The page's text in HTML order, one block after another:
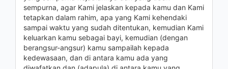
sempurna, agar Kami jelaskan kepada kamu dan Kami
tetapkan dalam rahim, apa yang Kami kehendaki
sampai waktu yang sudah ditentukan, kemudian Kami
keluarkan kamu sebagai bayi, kemudian (dengan
berangsur-angsur) kamu sampailah kepada
kedewasaan, dan di antara kamu ada yang